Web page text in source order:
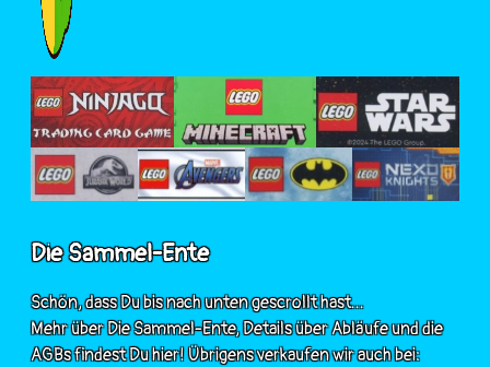
Die Sammel-Ente
Schön, dass Du bis nach unten gescrollt hast...
Mehr über Die Sammel-Ente, Details über Abläufe und die
AGBs findest Du hier! Übrigens verkaufen wir auch bei: